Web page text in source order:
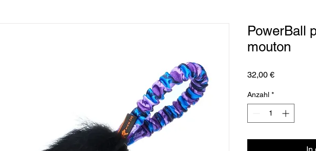
PowerBall
mouton
32,00 €Preis
Anzahl *